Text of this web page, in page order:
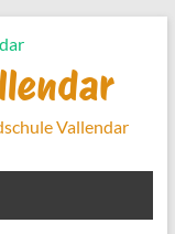
Vallendar